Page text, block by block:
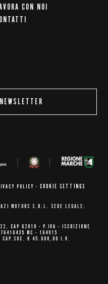
CON NOI
POLICY - COOKIE SETTINGS
MOTORS S.R.L. SEDE LEGALE:
CAP 62010 - P.IVA - ISCRIZIONE
MC - 164915
CAP.SOC. € 45.000,00 I.V.